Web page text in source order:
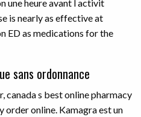
une heure avant l activit
is nearly as effective at
ED as medications for the
sans ordonnance
canada s best online pharmacy
online. Kamagra est un